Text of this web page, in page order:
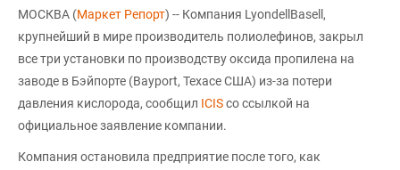
МОСКВА (Маркет Репорт) -- Компания LyondellBasell,
крупнейший в мире производитель полиолефинов, закрыл
все три установки по производству оксида пропилена на
заводе в Бэйпорте (Bayport, Техасе США) из-за потери
давления кислорода, сообщил ICISсо ссылкой на
официальное заявление компании.
Компания остановила предприятие после того, как